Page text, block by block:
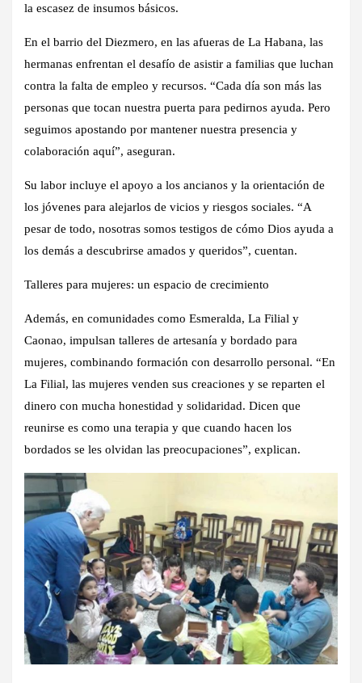
la escasez de insumos básicos.
En el barrio del Diezmero, en las afueras de La Habana, las
hermanas enfrentan el desafío de asistir a familias que luchan
contra la falta de empleo y recursos. “Cada día son más las
personas que tocan nuestra puerta para pedirnos ayuda. Pero
seguimos apostando por mantener nuestra presencia y
colaboración aquí”, aseguran.
Su labor incluye el apoyo a los ancianos y la orientación de
los jóvenes para alejarlos de vicios y riesgos sociales. “A
pesar de todo, nosotras somos testigos de cómo Dios ayuda a
los demás a descubrirse amados y queridos”, cuentan.
Talleres para mujeres: un espacio de crecimiento
Además, en comunidades como Esmeralda, La Filial y
Caonao, impulsan talleres de artesanía y bordado para
mujeres, combinando formación con desarrollo personal. “En
La Filial, las mujeres venden sus creaciones y se reparten el
dinero con mucha honestidad y solidaridad. Dicen que
reunirse es como una terapia y que cuando hacen los
bordados se les olvidan las preocupaciones”, explican.